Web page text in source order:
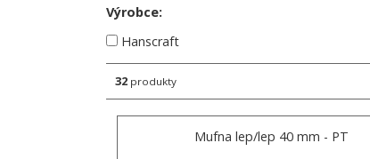
Výrobce:
Hanscraft
32 produkty
Mufna lep/lep 40 mm - PT